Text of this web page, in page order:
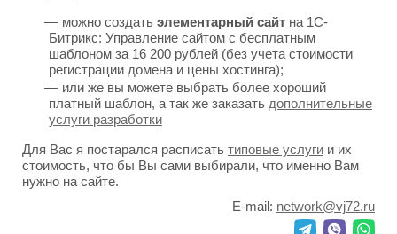
можно создать элементарный сайт на 1С-
Битрикс: Управление сайтом с бесплатным
шаблоном за 16 200 рублей (без учета стоимости
регистрации домена и цены хостинга);
или же вы можете выбрать более хороший
платный шаблон, а так же заказать дополнительные
услуги разработки
Для Вас я постарался расписать типовые услуги и их
стоимость, что бы Вы сами выбирали, что именно Вам
нужно на сайте.
E-mail: network@vj72.ru